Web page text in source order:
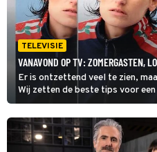
TELEVISIE
VANAVOND OP TV: ZOMERGASTEN,
Er is ontzettend veel te zien,
Wij zetten de beste tips voor
op een rij. Dit zijn de kijktips
nog verder kijken, check dan
overzicht van wat er vanavond